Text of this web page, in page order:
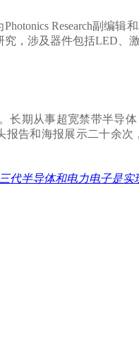
Research副编辑和
，涉及器件包括LED、
期从事超宽禁带半导
告和海报展示二十余次
代半导体和电力电子是